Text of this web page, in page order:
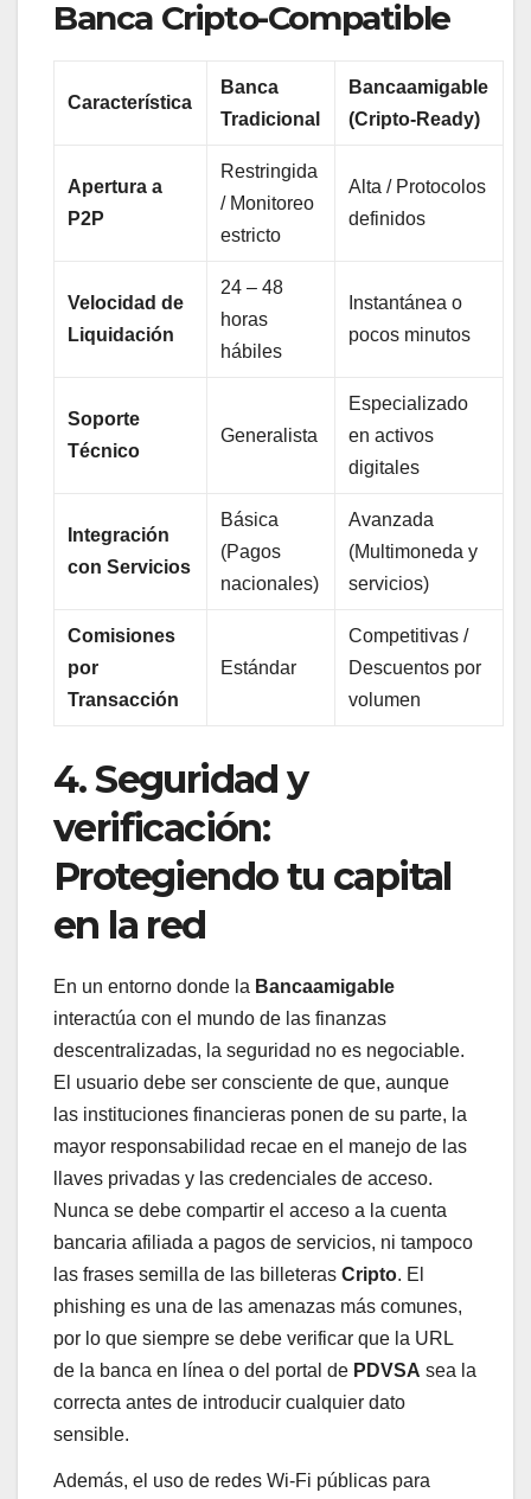
Banca Cripto-Compatible
Característica
Banca
Tradicional
Bancaamigable
(Cripto-Ready)
Apertura a
P2P
Restringida
/ Monitoreo
estricto
Alta / Protocolos
definidos
Velocidad de
Liquidación
24 – 48
horas
hábiles
Instantánea o
pocos minutos
Soporte
Técnico
Generalista
Especializado
en activos
digitales
Integración
con Servicios
Básica
(Pagos
nacionales)
Avanzada
(Multimoneda y
servicios)
Comisiones
por
Transacción
Estándar
Competitivas /
Descuentos por
volumen
4. Seguridad y
verificación:
Protegiendo tu capital
en la red
En un entorno donde la Bancaamigable
interactúa con el mundo de las finanzas
descentralizadas, la seguridad no es negociable.
El usuario debe ser consciente de que, aunque
las instituciones financieras ponen de su parte, la
mayor responsabilidad recae en el manejo de las
llaves privadas y las credenciales de acceso.
Nunca se debe compartir el acceso a la cuenta
bancaria afiliada a pagos de servicios, ni tampoco
las frases semilla de las billeteras Cripto. El
phishing es una de las amenazas más comunes,
por lo que siempre se debe verificar que la URL
de la banca en línea o del portal de PDVSA sea la
correcta antes de introducir cualquier dato
sensible.
Además, el uso de redes Wi-Fi públicas para